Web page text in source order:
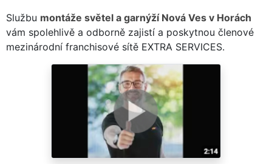
Službu montáže světel a garnýží Nová Ves v Horách
vám spolehlivě a odborně zajistí a poskytnou členové
mezinárodní franchisové sítě EXTRA SERVICES.